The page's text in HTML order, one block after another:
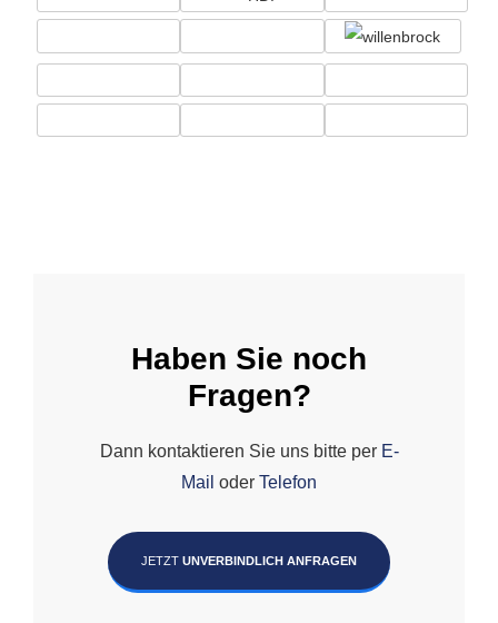
Haben Sie noch
Fragen?
Dann kontaktieren Sie uns bitte per E-
Mail oder Telefon
JETZT UNVERBINDLICH ANFRAGEN